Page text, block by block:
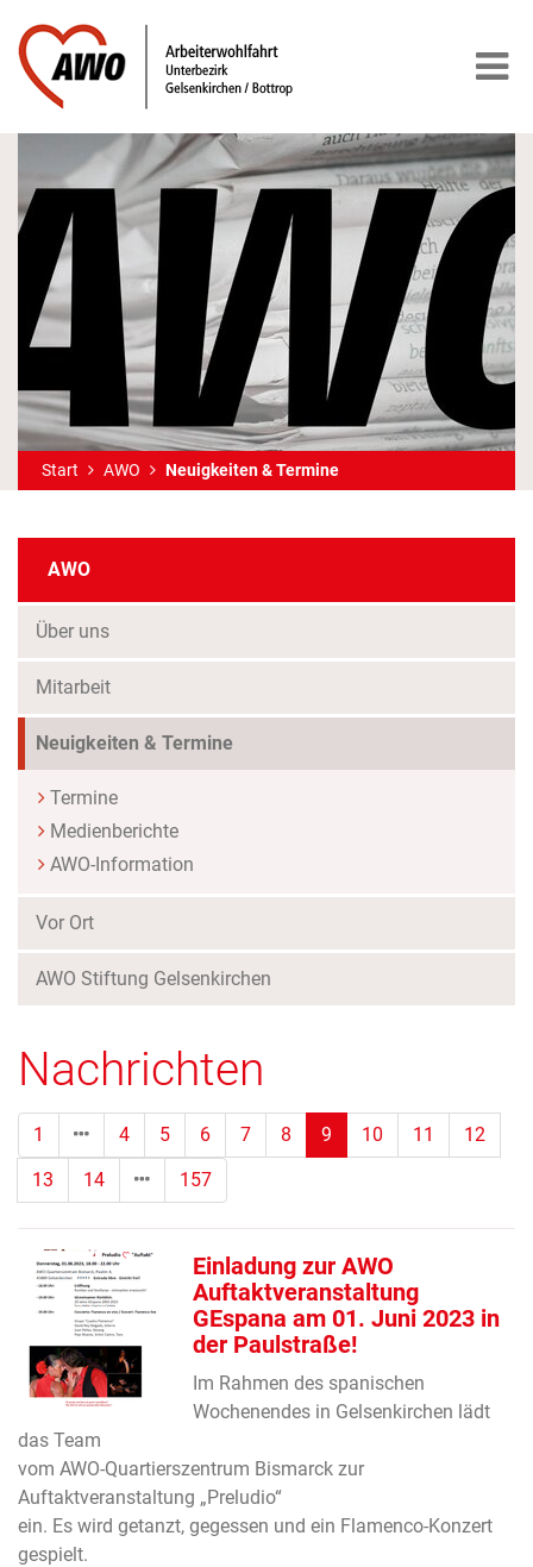
Start AWO Neuigkeiten & Termine
AWO
Über uns
Mitarbeit
Neuigkeiten & Termine
Termine
Medienberichte
AWO-Information
Vor Ort
AWO Stiftung Gelsenkirchen
Nachrichten
1 4 5 6 7 8 9 (Standort)
10 11
12
13
14 157
Einladung zur AWO
Auftaktveranstaltung
GEspana am 01. Juni 2023 in
der Paulstraße!
Im Rahmen des spanischen
Wochenendes in Gelsenkirchen lädt
das Team
vom AWO-Quartierszentrum Bismarck zur
Auftaktveranstaltung „Preludio“
ein. Es wird getanzt, gegessen und ein Flamenco-Konzert
gespielt.